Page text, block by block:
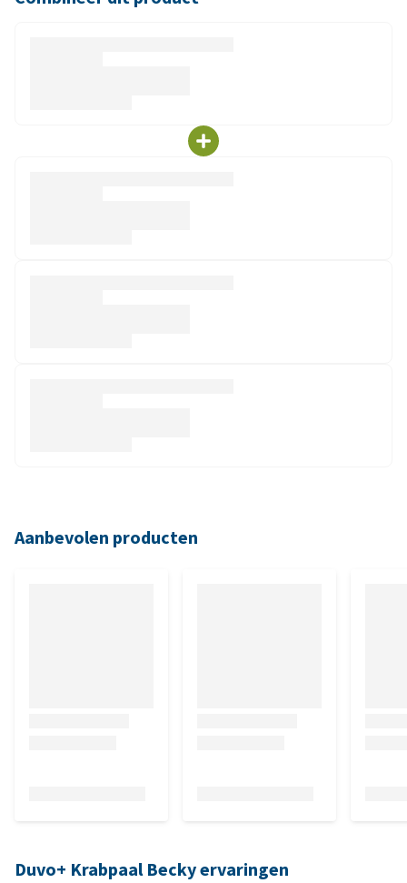
Aanbevolen producten
Duvo+ Krabpaal Becky ervaringen